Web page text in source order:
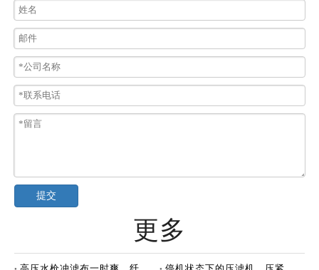
提交
更多